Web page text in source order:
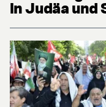
in Judäa und